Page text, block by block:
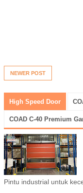
NEWER POST
High Speed Door
COAD C-40 Premium
Pintu industrial untuk